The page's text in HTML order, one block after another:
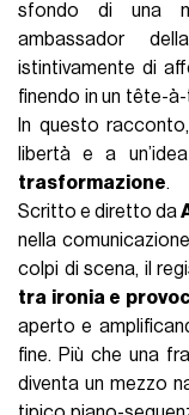
sfondo di una
ambassador
istintivamente di
finendo in un tête-
In questo
libertà e a
trasformazione.
Scritto e diretto da
nella
colpi di scena, il
tra ironia e
aperto e
fine. Più che una
diventa un mezzo